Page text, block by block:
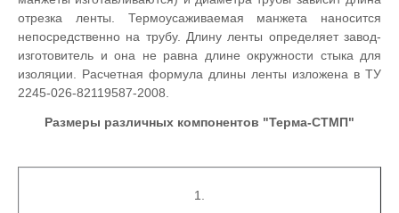
отрезка ленты. Термоусаживаемая манжета наносится
непосредственно на трубу. Длину ленты определяет завод-
изготовитель и она не равна длине окружности стыка для
изоляции. Расчетная формула длины ленты изложена в ТУ
2245-026-82119587-2008.
Размеры различных компонентов "Терма-СТМП"
1.